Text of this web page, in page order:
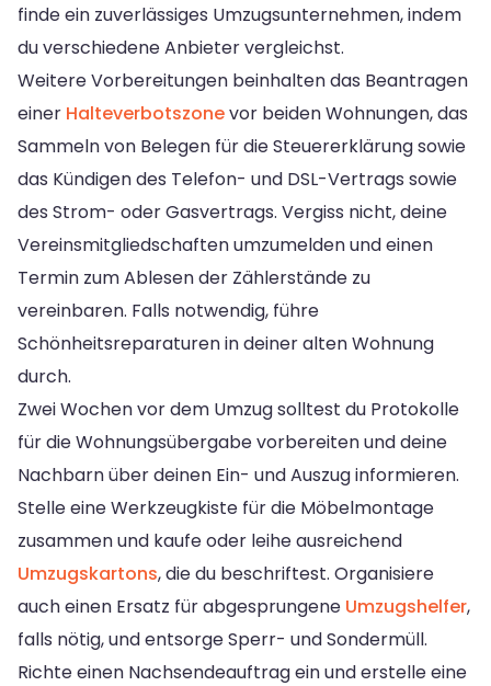
finde ein zuverlässiges Umzugsunternehmen, indem
du verschiedene Anbieter vergleichst.
Weitere Vorbereitungen beinhalten das Beantragen
einer Halteverbotszonevor beiden Wohnungen, das
Sammeln von Belegen für die Steuererklärung sowie
das Kündigen des Telefon- und DSL-Vertrags sowie
des Strom- oder Gasvertrags. Vergiss nicht, deine
Vereinsmitgliedschaften umzumelden und einen
Termin zum Ablesen der Zählerstände zu
vereinbaren. Falls notwendig, führe
Schönheitsreparaturen in deiner alten Wohnung
durch.
Zwei Wochen vor dem Umzug solltest du Protokolle
für die Wohnungsübergabe vorbereiten und deine
Nachbarn über deinen Ein- und Auszug informieren.
Stelle eine Werkzeugkiste für die Möbelmontage
zusammen und kaufe oder leihe ausreichend
Umzugskartons, die du beschriftest. Organisiere
auch einen Ersatz für abgesprungene Umzugshelfer,
falls nötig, und entsorge Sperr- und Sondermüll.
Richte einen Nachsendeauftrag ein und erstelle eine